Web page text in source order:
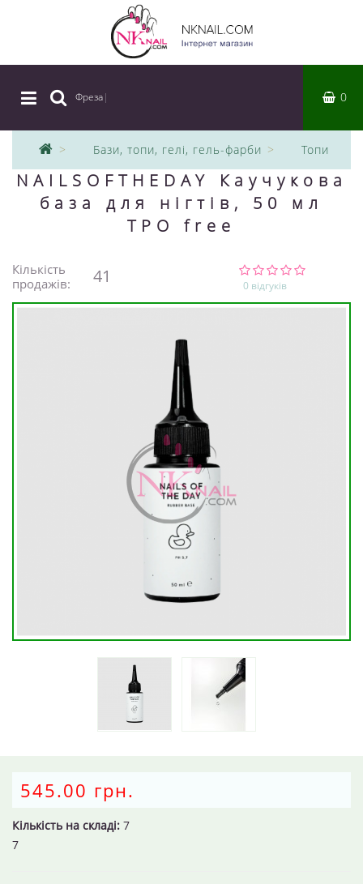
Фреза| 0
Бази, топи, гелі, гель-фарби Топи
NAILSOFTHEDAY Каучукова
база для нігтів, 50 мл
TPO free
Кількість
продажів:
41 0 відгуків
545.00 грн.
Кількість на складі: 7
7